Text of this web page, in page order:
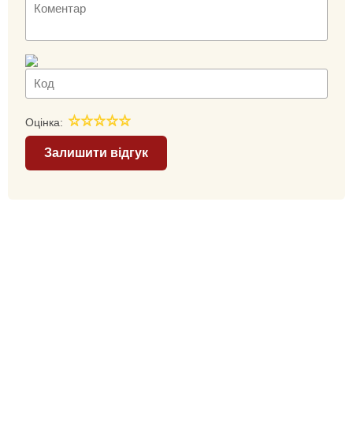
Оцінка:
Залишити відгук